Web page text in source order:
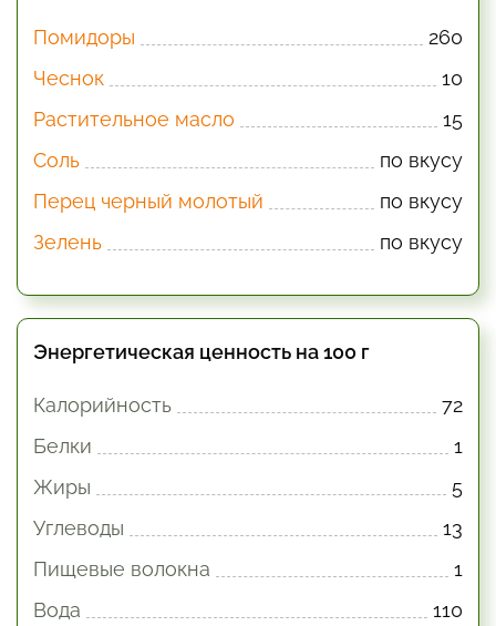
Помидоры
260
Чеснок
10
Растительное масло
15
Соль
по вкусу
Перец черный молотый
по вкусу
Зелень
по вкусу
Энергетическая ценность на 100 г
Калорийность
72
Белки
1
Жиры
5
Углеводы
13
Пищевые волокна
1
Вода
110